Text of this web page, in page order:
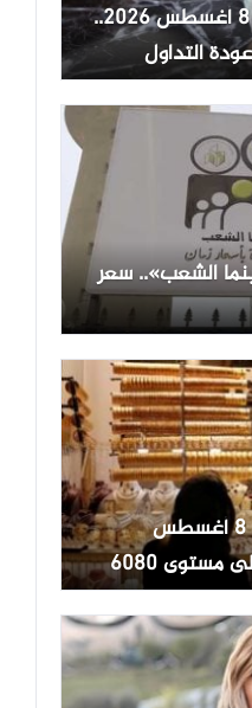
سعر الدولار اليوم السبت 8 أغسطس 2026..
التداول
الشعب».. سعر
سعر الذهب اليوم السبت 8 أغسطس
2026..عيار 21 يحافظ على مستوى 6080